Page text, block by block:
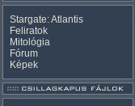
Stargate: Atlantis
Feliratok
Mitológia
Fórum
Képek